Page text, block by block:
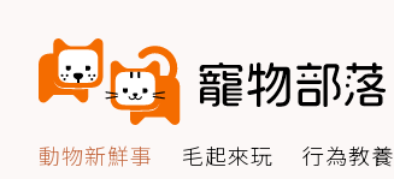
動物新鮮事 毛起來玩 行為教養